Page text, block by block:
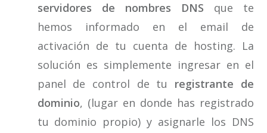
servidores de nombres DNS que te
hemos informado en el email de
activación de tu cuenta de hosting. La
solución es simplemente ingresar en el
panel de control de tu registrante de
dominio, (lugar en donde has registrado
tu dominio propio) y asignarle los DNS